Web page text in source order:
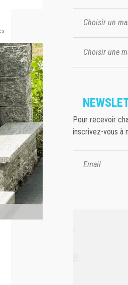
Choisir un
Choisir une
Pour recevoir
inscrivez-vous à